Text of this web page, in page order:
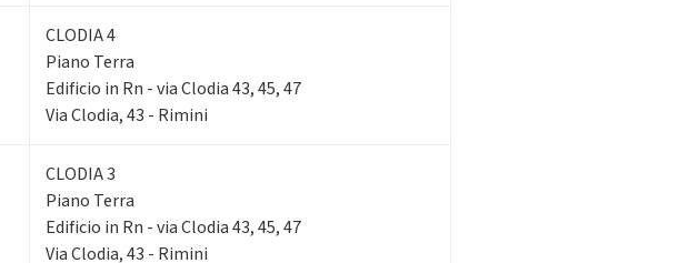
CLODIA 4
Piano Terra
Edificio in Rn - via Clodia 43, 45, 47
Via Clodia, 43 - Rimini
CLODIA 3
Piano Terra
Edificio in Rn - via Clodia 43, 45, 47
Via Clodia, 43 - Rimini